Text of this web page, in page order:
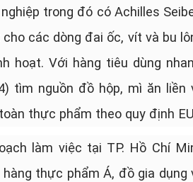
trong đó có Achilles
các dòng đai ốc, vít và bu
hoạt. Với hàng tiêu dùng
tìm nguồn đồ hộp, mì ăn liền
thực phẩm theo quy định
làm việc tại TP. Hồ Chí
thực phẩm Á, đồ gia dụng